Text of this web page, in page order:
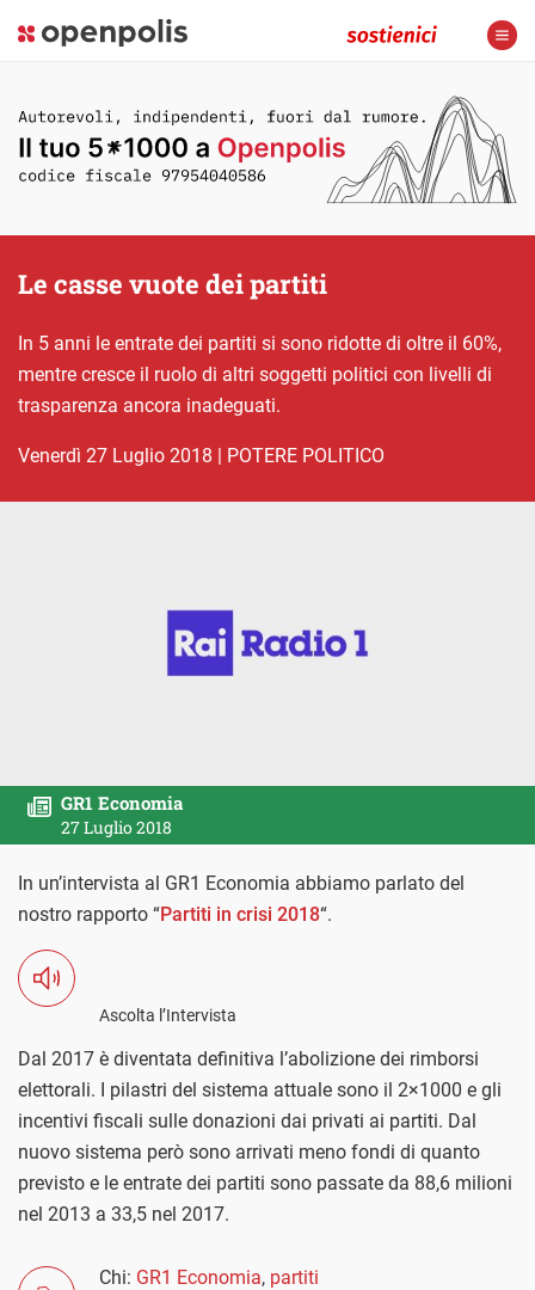
Le casse vuote dei partiti
In 5 anni le entrate dei partiti si sono ridotte di oltre il 60%,
mentre cresce il ruolo di altri soggetti politici con livelli di
trasparenza ancora inadeguati.
venerdì 27 Luglio 2018 | POTERE POLITICO
GR1 Economia
27 Luglio 2018
In un’intervista al GR1 Economia abbiamo parlato del
nostro rapporto “Partiti in crisi 2018“.
Ascolta l’Intervista
Dal 2017 è diventata definitiva l’abolizione dei rimborsi
elettorali. I pilastri del sistema attuale sono il 2×1000 e gli
incentivi fiscali sulle donazioni dai privati ai partiti. Dal
nuovo sistema però sono arrivati meno fondi di quanto
previsto e le entrate dei partiti sono passate da 88,6 milioni
nel 2013 a 33,5 nel 2017.
Chi: GR1 Economia, partiti